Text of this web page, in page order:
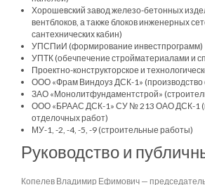
Хорошевский завод железо-бетонных
вентблоков, а также блоков инженерных
сантехнических кабин)
УПСПиИ (формирование инвестпрограмм)
УПТК (обечпечение стройматериалами и
Проектно-конструкторское и
ООО «Фрам Виндоуз ДСК-1» (производство
ЗАО «Монолитфундаментстрой»
ООО «БРААС ДСК-1» СУ № 213 ОАО ДСК-1
отделочных работ)
МУ-1, -2, -4, -5, -9 (строительные работы)
Руководство и
Копелев Владимир Ефимович —